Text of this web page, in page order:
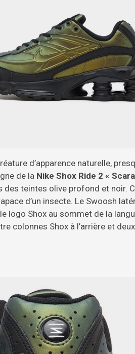
d’apparence naturelle,
de la Nike Shox Ride 2 «
teintes olive profond et noir.
d’un insecte. Le Swoosh
logo Shox au sommet de la
colonnes Shox à l’arrière et deux